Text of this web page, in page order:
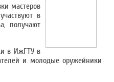
мастеров
в
получают
в ИжГТУ в
и молодые оружейники